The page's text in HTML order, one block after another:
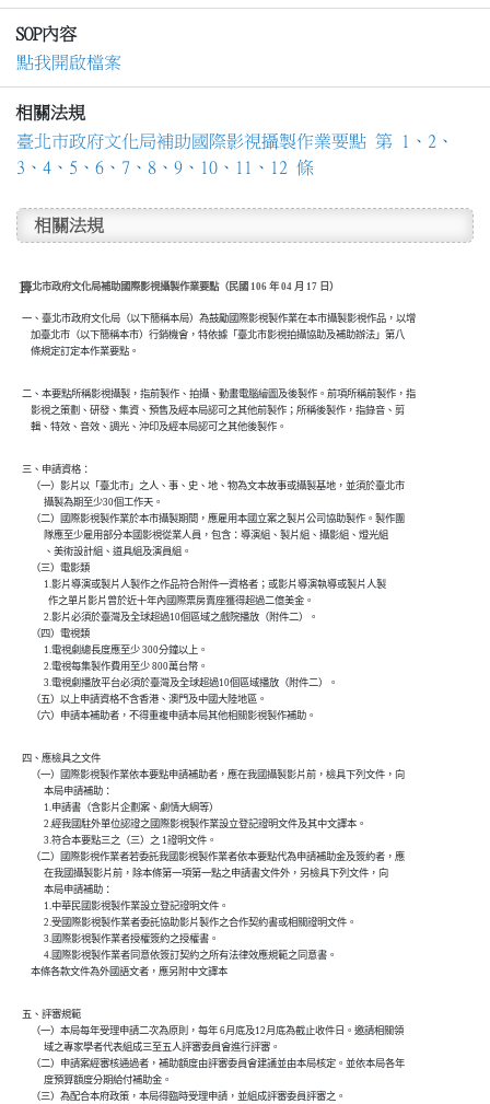
SOP內容
點我開啟檔案
相關法規
臺北市政府文化局補助國際影視攝製作業要點 第 1、2、
3、4、5、6、7、8、9、10、11、12 條
相關法規
臺北市政府文化局補助國際影視攝製作業要點（民國 106 年 04 月 17 日）
一、臺北市政府文化局（以下簡稱本局）為鼓勵國際影視製作業在本市攝製影視作品，以增
    加臺北市（以下簡稱本市）行銷機會，特依據「臺北市影視拍攝協助及補助辦法」第八
    條規定訂定本作業要點。
二、本要點所稱影視攝製，指前製作、拍攝、動畫電腦繪圖及後製作。前項所稱前製作，指
    影視之策劃、研發、集資、預售及經本局認可之其他前製作；所稱後製作，指錄音、剪
    輯、特效、音效、調光、沖印及經本局認可之其他後製作。
三、申請資格：
    （一）影片以「臺北市」之人、事、史、地、物為文本故事或攝製基地，並須於臺北市
          攝製為期至少30個工作天。
    （二）國際影視製作業於本市攝製期間，應雇用本國立案之製片公司協助製作。製作團
          隊應至少雇用部分本國影視從業人員，包含：導演組、製片組、攝影組、燈光組
          、美術設計組、道具組及演員組。
    （三）電影類
          1.影片導演或製片人製作之作品符合附件一資格者；或影片導演執導或製片人製
            作之單片影片曾於近十年內國際票房賣座獲得超過二億美金。
          2.影片必須於臺灣及全球超過10個區域之戲院播放（附件二）。
    （四）電視類
          1.電視劇總長度應至少 300分鐘以上。
          2.電視每集製作費用至少 800萬台幣。
          3.電視劇播放平台必須於臺灣及全球超過10個區域播放（附件二）。
    （五）以上申請資格不含香港、澳門及中國大陸地區。
    （六）申請本補助者，不得重複申請本局其他相關影視製作補助。
四、應檢具之文件
    （一）國際影視製作業依本要點申請補助者，應在我國攝製影片前，檢具下列文件，向
          本局申請補助：
          1.申請書（含影片企劃案、劇情大綱等）
          2.經我國駐外單位認證之國際影視製作業設立登記證明文件及其中文譯本。
          3.符合本要點三之（三）之 1證明文件。
    （二）國際影視作業者若委託我國影視製作業者依本要點代為申請補助金及簽約者，應
          在我國攝製影片前，除本條第一項第一點之申請書文件外，另檢具下列文件，向
          本局申請補助：
          1.中華民國影視製作業設立登記證明文件。
          2.受國際影視製作業者委託協助影片製作之合作契約書或相關證明文件。
          3.國際影視製作業者授權簽約之授權書。
          4.國際影視製作業者同意依簽訂契約之所有法律效應規範之同意書。
    本條各款文件為外國語文者，應另附中文譯本
五、評審規範
    （一）本局每年受理申請二次為原則，每年 6月底及12月底為截止收件日。邀請相關領
          域之專家學者代表組成三至五人評審委員會進行評審。
    （二）申請案經審核通過者，補助額度由評審委員會建議並由本局核定。並依本局各年
          度預算額度分期給付補助金。
    （三）為配合本府政策，本局得臨時受理申請，並組成評審委員評審之。